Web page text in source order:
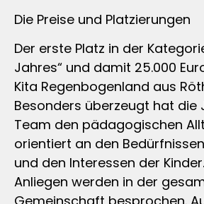
Die Preise und Platzierungen
Der erste Platz in der
Jahres“ und damit 25.000
Kita Regenbogenland aus
Besonders überzeugt hat die
Team den pädagogischen
orientiert an den
und den Interessen der
Anliegen werden in der